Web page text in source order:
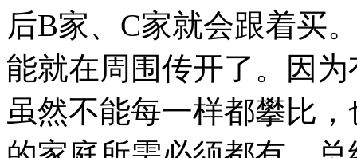
后B家、C家就会跟着买
能就在周围传开了。因
虽然不能每一样都攀比